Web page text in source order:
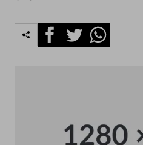
FacebookTwitterWhatsapp